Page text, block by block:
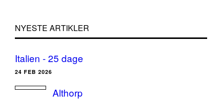
NYESTE ARTIKLER
Italien - 25 dage
24 FEB 2026
Althorp